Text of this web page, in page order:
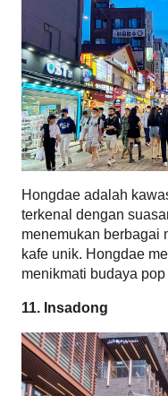
Hongdae adalah
terkenal dengan
menemukan berbagai
kafe unik. Hongdae
menikmati budaya pop
11. Insadong